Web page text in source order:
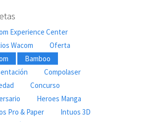
Experience Center
Wacom
Oferta
Bamboo
Compolaser
Concurso
Heroes Manga
Pro & Paper
Intuos 3D